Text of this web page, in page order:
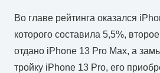
Во главе рейтинга оказался
которого составила 5,5%,
отдано iPhone 13 Pro Max, а
тройку iPhone 13 Pro, его